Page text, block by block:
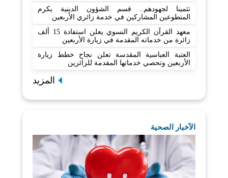
تثمينا لجهودهم.. قسم الشؤون الدينية يكرم
المتطوعين المشاركين في خدمة زائري الأربعين
معهد القرآن الكريم النسوي يعلن استفادة 15 ألف
زائرة من خدماته المقدمة في زيارة الأربعين
العتبة العباسية المقدسة تعلن نجاح خطط زيارة
الأربعين وتحصي خدماتها المقدمة للزائرين
المزيد
الآخبار الصحية